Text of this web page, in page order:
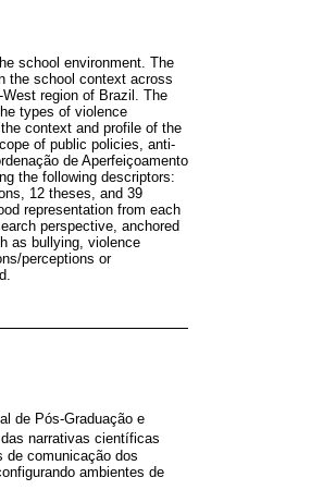
school environment. The
the school context across
region of Brazil. The
types of violence
context and profile of the
of public policies, anti-
de Aperfeiçoamento
the following descriptors:
12 theses, and 39
representation from each
perspective, anchored
as bullying, violence
perceptions or
de Pós-Graduação e
narrativas científicas
de comunicação dos
ambientes de